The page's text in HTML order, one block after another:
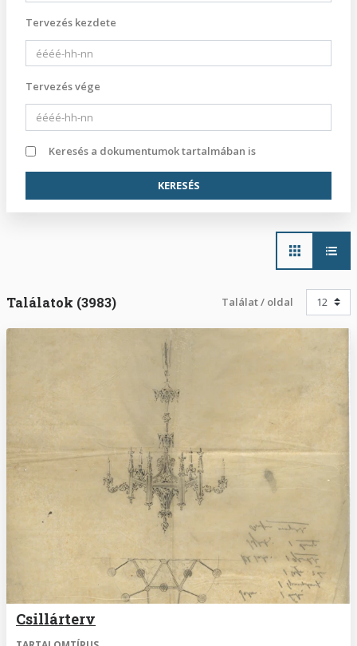
Tervezés kezdete
Tervezés vége
Keresés a dokumentumok tartalmában is
Main
navigation
Találatok (3983) Találat / oldal
Csillárterv